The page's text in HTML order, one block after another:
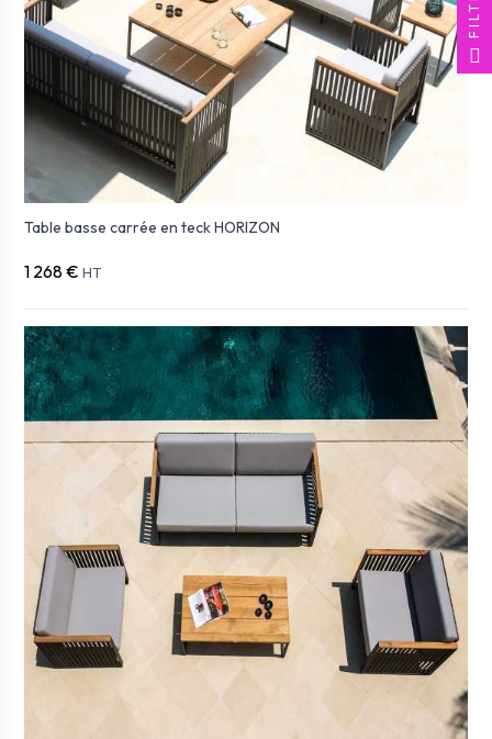
Table basse carrée en teck HORIZON
1 268 € HT